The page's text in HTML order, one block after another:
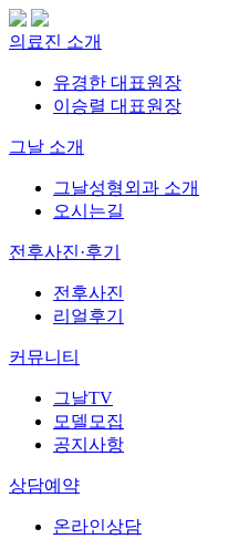
의료진 소개
유경한 대표원장
이승렬 대표원장
그날 소개
그날성형외과 소개
오시는길
전후사진·후기
전후사진
리얼후기
커뮤니티
그날TV
모델모집
공지사항
상담예약
온라인상담